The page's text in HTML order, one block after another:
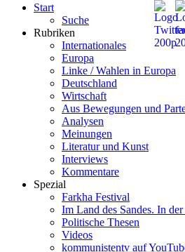
Start
Suche
Rubriken
Internationales
Europa
Linke / Wahlen in Europa
Deutschland
Wirtschaft
Aus Bewegungen und
Analysen
Meinungen
Literatur und Kunst
Interviews
Kommentare
Spezial
Farkha Festival
Im Land des Sandes. In der
Politische Thesen
Videos
kommunistentv auf